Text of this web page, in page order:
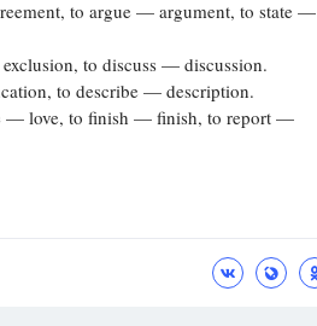
to argue — argument, to state —
to discuss — discussion.
to describe — description.
love, to finish — finish, to report —